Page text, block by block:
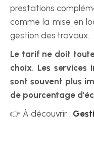
prestations
comme la mise en
gestion des travaux.
Le tarif ne doit
choix. Les
sont souvent plus
de pourcentage
👉 À découvrir :